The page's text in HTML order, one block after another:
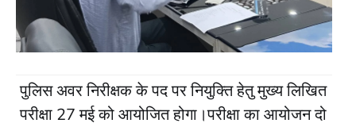
पुलिस अवर निरीक्षक के पद पर नियुक्ति हेतु मुख्य लिखित
परीक्षा 27 मई को आयोजित होगा।परीक्षा का आयोजन दो